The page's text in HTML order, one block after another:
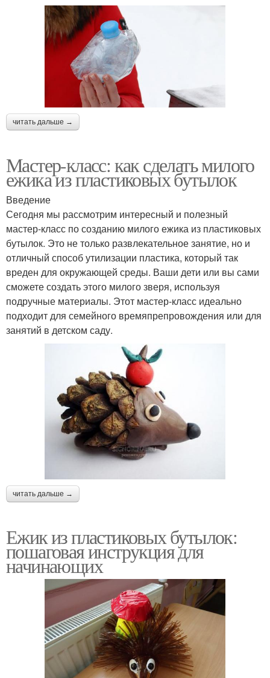
читать дальше →
Мастер-класс: как сделать милого
ежика из пластиковых бутылок
Введение
Сегодня мы рассмотрим интересный и полезный
мастер-класс по созданию милого ежика из пластиковых
бутылок. Это не только развлекательное занятие, но и
отличный способ утилизации пластика, который так
вреден для окружающей среды. Ваши дети или вы сами
сможете создать этого милого зверя, используя
подручные материалы. Этот мастер-класс идеально
подходит для семейного времяпрепровождения или для
занятий в детском саду.
читать дальше →
Ежик из пластиковых бутылок:
пошаговая инструкция для
начинающих